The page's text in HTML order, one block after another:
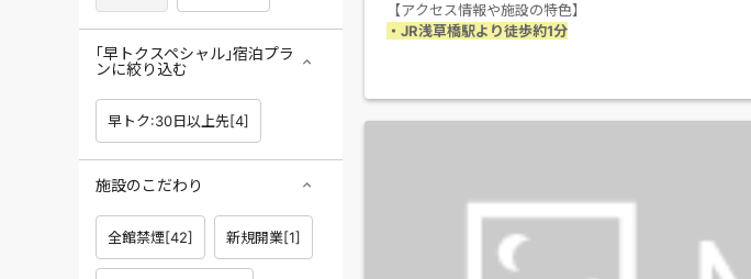
｢早トクスペシャル｣宿泊プラ
ンに絞り込む
早トク:30日以上先[4]
施設のこだわり
全館禁煙[42] 新規開業[1]
【アクセス情報や施設の特色】
・JR浅草橋駅より徒歩約1分